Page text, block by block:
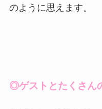
のように思えます。
◎ゲストとたくさん